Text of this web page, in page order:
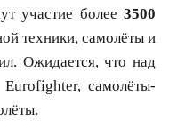
участие более 3500
техники, самолёты и
Ожидается, что над
Eurofighter, самолёты-